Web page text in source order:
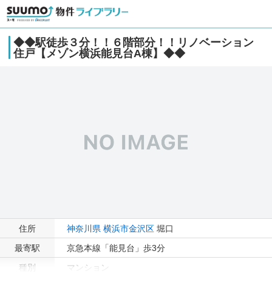
◆◆駅徒歩３分！！６階部分！！リノベーション
住戸【メゾン横浜能見台A棟】◆◆
住所 神奈川県 横浜市金沢区 堀口
最寄駅
京急本線「能見台」歩3分
種別
マンション